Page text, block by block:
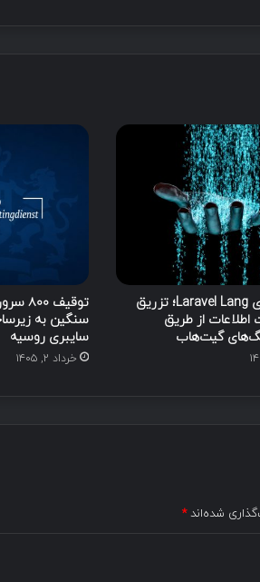
هک پکیج‌های Laravel Lang؛ تزریق
اطلاعات از طریق
گیت‌هاب
توقیف
سنگین به
سایبری روسیه
خرداد ۲, ۱۴۰۵
شده‌اند*